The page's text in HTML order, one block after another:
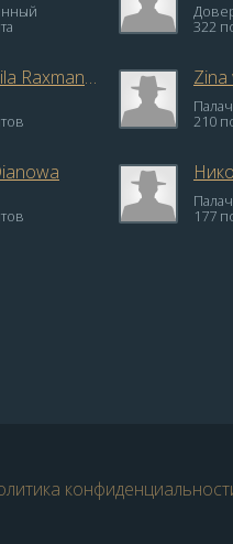
322
Lyudmila Raxmanova
Палач
210
Палач
177